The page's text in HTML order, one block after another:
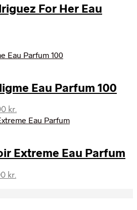
kr..
er:
999,00 kr..
For Her Eau
Eau Parfum 100
kr..
kr.
aktuelle
995,00 kr..
Extreme Eau Parfum
kr.